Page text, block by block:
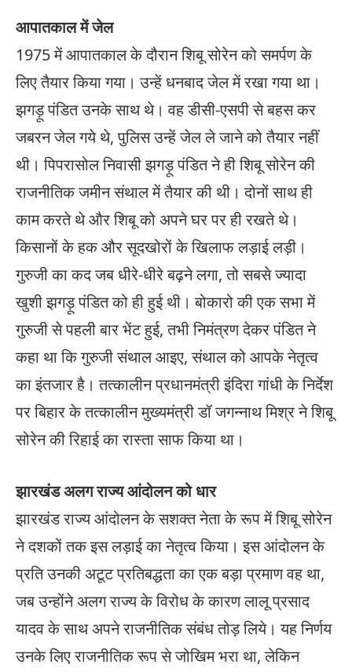
आपातकाल में जेल
1975 में आपातकाल के दौरान शिबू सोरेन को समर्पण के
लिए तैयार किया गया। उन्हें धनबाद जेल में रखा गया था।
झगड़ू पंडित उनके साथ थे। वह डीसी-एसपी से बहस कर
जबरन जेल गये थे, पुलिस उन्हें जेल ले जाने को तैयार नहीं
थी। पिपरासोल निवासी झगड़ू पंडित ने ही शिबू सोरेन की
राजनीतिक जमीन संथाल में तैयार की थी। दोनों साथ ही
काम करते थे और शिबू को अपने घर पर ही रखते थे।
किसानों के हक और सूदखोरों के खिलाफ लड़ाई लड़ी।
गुरुजी का कद जब धीरे-धीरे बढ़ने लगा, तो सबसे ज्यादा
खुशी झगड़ू पंडित को ही हुई थी। बोकारो की एक सभा में
गुरुजी से पहली बार भेंट हुई, तभी निमंत्रण देकर पंडित ने
कहा था कि गुरुजी संथाल आइए, संथाल को आपके नेतृत्व
का इंतजार है। तत्कालीन प्रधानमंत्री इंदिरा गांधी के निर्देश
पर बिहार के तत्कालीन मुख्यमंत्री डॉ जगन्नाथ मिश्र ने शिबू
सोरेन की रिहाई का रास्ता साफ किया था।
झारखंड अलग राज्य आंदोलन को धार
झारखंड राज्य आंदोलन के सशक्त नेता के रूप में शिबू सोरेन
ने दशकों तक इस लड़ाई का नेतृत्व किया। इस आंदोलन के
प्रति उनकी अटूट प्रतिबद्धता का एक बड़ा प्रमाण वह था,
जब उन्होंने अलग राज्य के विरोध के कारण लालू प्रसाद
यादव के साथ अपने राजनीतिक संबंध तोड़ लिये। यह निर्णय
उनके लिए राजनीतिक रूप से जोखिम भरा था, लेकिन